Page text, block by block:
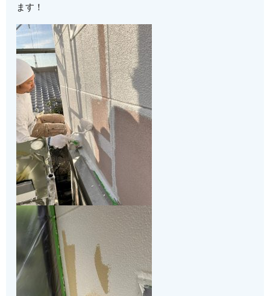
ます！